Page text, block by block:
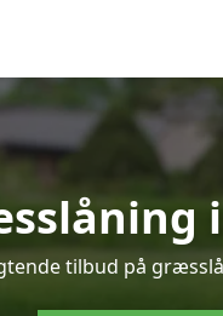
tilbud på